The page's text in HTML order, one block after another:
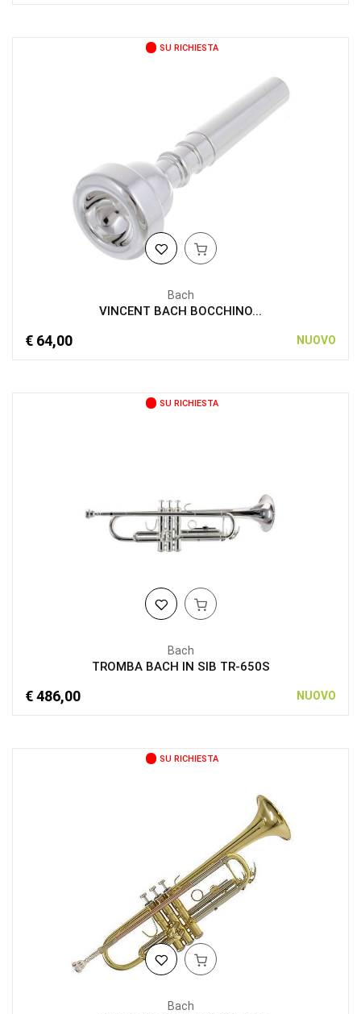
SU RICHIESTA
Bach
VINCENT BACH BOCCHINO...
€ 64,00 NUOVO
SU RICHIESTA
Bach
TROMBA BACH IN SIB TR-650S
€ 486,00 NUOVO
SU RICHIESTA
Bach